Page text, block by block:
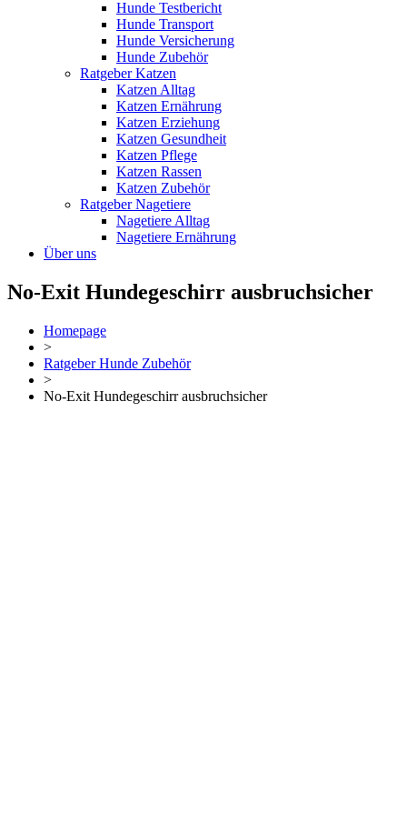
Hunde Testbericht
Hunde Transport
Hunde Versicherung
Hunde Zubehör
Ratgeber Katzen
Katzen Alltag
Katzen Ernährung
Katzen Erziehung
Katzen Gesundheit
Katzen Pflege
Katzen Rassen
Katzen Zubehör
Ratgeber Nagetiere
Nagetiere Alltag
Nagetiere Ernährung
Über uns
No-Exit Hundegeschirr ausbruchsicher
Homepage
>
Ratgeber Hunde Zubehör
>
No-Exit Hundegeschirr ausbruchsicher